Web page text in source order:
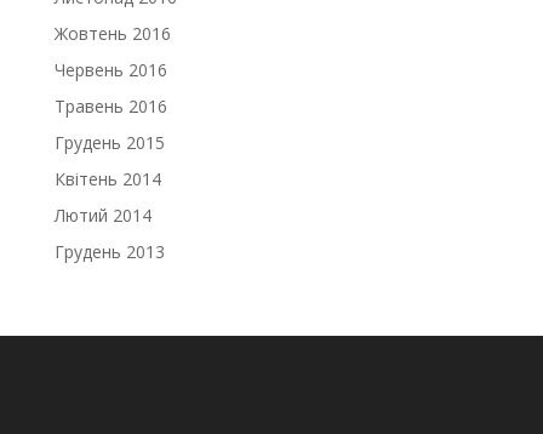
Жовтень 2016
Червень 2016
Травень 2016
Грудень 2015
Квітень 2014
Лютий 2014
Грудень 2013